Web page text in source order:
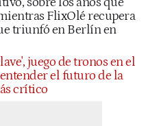
FlixOlé recupera
triunfó en Berlín en
juego de tronos en el
el futuro de la
crítico